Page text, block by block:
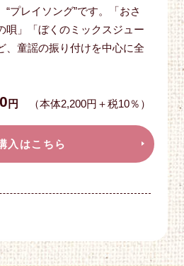
プレイソング”です。「おさ
唄」「ぼくのミックスジュー
、童謡の振り付けを中心に全
円 （本体2,200円＋税10％）
入はこちら